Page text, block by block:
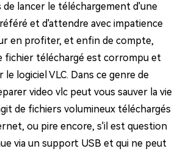
de lancer le téléchargement d'une
et d'attendre avec impatience
en profiter, et enfin de compte,
fichier téléchargé est corrompu et
logiciel VLC. Dans ce genre de
video vlc peut vous sauver la vie
de fichiers volumineux téléchargés
ou pire encore, s'il est question
via un support USB et qui ne peut